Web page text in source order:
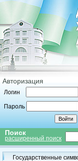
Авторизация
Логин
Пароль
Поиск
расширенный поиск
Государственные